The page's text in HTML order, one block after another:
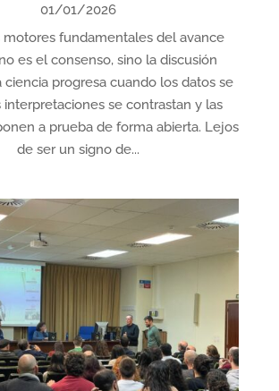
01/01/2026
motores fundamentales del avance
es el consenso, sino la discusión
ciencia progresa cuando los datos se
interpretaciones se contrastan y las
a prueba de forma abierta. Lejos
de ser un signo de...